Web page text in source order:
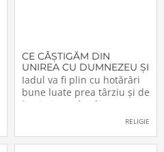
CE CÂŞTIGĂM DIN
UNIREA CU DUMNEZEU ŞI
CU FRAŢII (VI)
Iadul va fi plin cu hotărâri
bune luate prea târziu şi de
lacrimi nemângâiate
vărsate prea târziu. Lumea
păcătoşi nemântuiţi, care
RELIGIE